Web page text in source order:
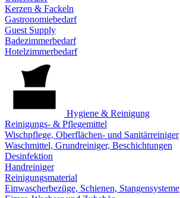
Kerzen & Fackeln
Gastronomiebedarf
Guest Supply
Badezimmerbedarf
Hotelzimmerbedarf
Hygiene & Reinigung
Reinigungs- & Pflegemittel
Wischpflege, Oberflächen- und Sanitärreiniger
Waschmittel, Grundreiniger, Beschichtungen
Desinfektion
Handreiniger
Reinigungsmaterial
Einwascherbezüge, Schienen, Stangensysteme